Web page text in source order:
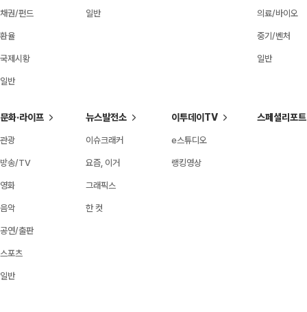
채권/펀드
환율
국제시황
일반
일반 의료/바이오
중기/벤처
일반
문화·라이프
관광
방송/TV
영화
음악
공연/출판
스포츠
일반
뉴스발전소
이슈크래커
요즘, 이거
그래픽스
한 컷
이투데이TV
e스튜디오
랭킹영상
스페셜리포트